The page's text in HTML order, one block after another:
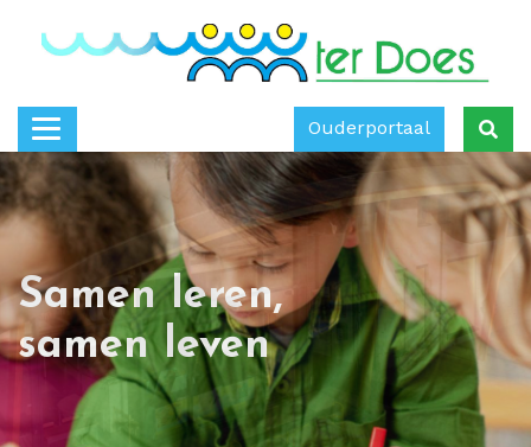
Ouderportaal
Samen leren,
samen leven